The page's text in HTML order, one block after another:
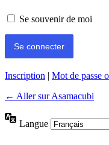
Se souvenir de moi
Inscription | Mot de passe
← Aller sur Asamacubi
Langue